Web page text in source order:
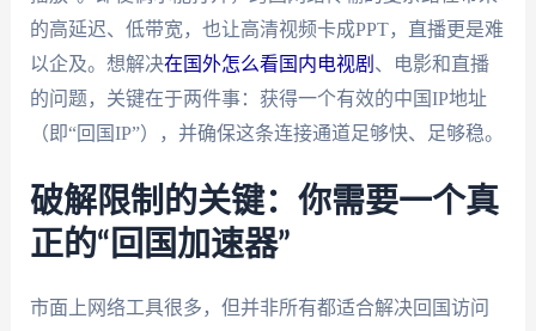
的高延迟、低带宽，也让高清视频卡成PPT，直播更是难
以企及。想解决在国外怎么看国内电视剧 、电影和直播
的问题，关键在于两件事：获得一个有效的中国IP地址
（即“回国IP”），并确保这条连接通道足够快、足够稳。
破解限制的关键：你需要一个真
正的“回国加速器”
市面上网络工具很多，但并非所有都适合解决回国访问